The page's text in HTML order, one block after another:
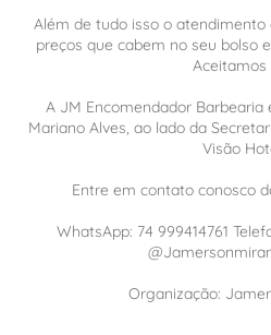
Além de tudo isso o
preços que cabem no seu bolso
Aceitamos
A JM Encomendador Barbearia
Mariano Alves, ao lado da
Visão
Entre em contato conosco
WhatsApp: 74 999414761
Organização: